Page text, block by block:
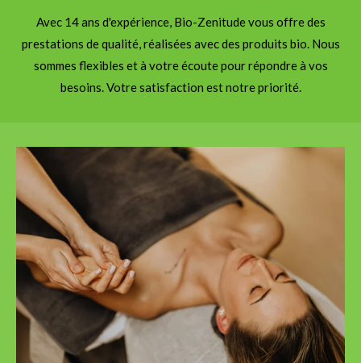
Avec 14 ans d'expérience, Bio-Zenitude vous offre des
prestations de qualité, réalisées avec des produits bio. Nous
sommes flexibles et à votre écoute pour répondre à vos
besoins. Votre satisfaction est notre priorité.